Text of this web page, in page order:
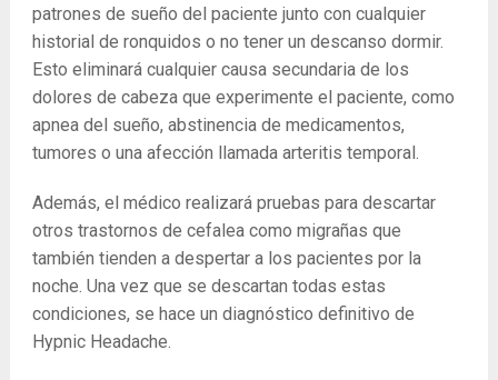
patrones de sueño del paciente junto con cualquier
historial de ronquidos o no tener un descanso dormir.
Esto eliminará cualquier causa secundaria de los
dolores de cabeza que experimente el paciente, como
apnea del sueño, abstinencia de medicamentos,
tumores o una afección llamada arteritis temporal.
Además, el médico realizará pruebas para descartar
otros trastornos de cefalea como migrañas que
también tienden a despertar a los pacientes por la
noche. Una vez que se descartan todas estas
condiciones, se hace un diagnóstico definitivo de
Hypnic Headache.